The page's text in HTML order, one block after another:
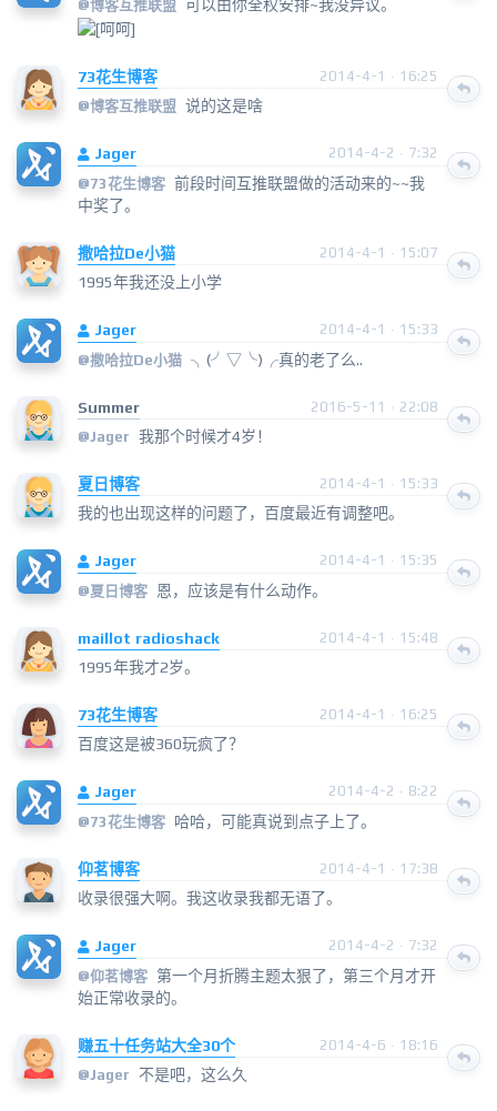
@博客互推联盟 可以由你全权安排~我没异议。
73花生博客
2014-4-1 · 16:25
@博客互推联盟 说的这是啥
Jager
2014-4-2 · 7:32
@73花生博客 前段时间互推联盟做的活动来的~~我
中奖了。
撒哈拉De小猫 2014-4-1 · 15:07
1995年我还没上小学
Jager
2014-4-1 · 15:33
@撒哈拉De小猫 ╮(╯▽╰)╭真的老了么..
Summer
2016-5-11 · 22:08
@Jager 我那个时候才4岁！
夏日博客 2014-4-1 · 15:33
我的也出现这样的问题了，百度最近有调整吧。
Jager
2014-4-1 · 15:35
@夏日博客 恩，应该是有什么动作。
maillot radioshack 2014-4-1 · 15:48
1995年我才2岁。
73花生博客 2014-4-1 · 16:25
百度这是被360玩疯了？
Jager
2014-4-2 · 8:22
@73花生博客 哈哈，可能真说到点子上了。
仰茗博客 2014-4-1 · 17:38
收录很强大啊。我这收录我都无语了。
Jager
2014-4-2 · 7:32
@仰茗博客 第一个月折腾主题太狠了，第三个月才开
始正常收录的。
赚五十任务站大全30个
2014-4-6 · 18:16
@Jager 不是吧，这么久